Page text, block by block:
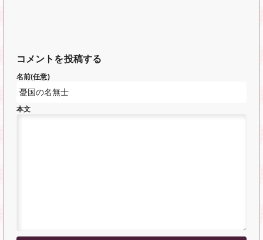
コメントを投稿する
名前(任意)
本文